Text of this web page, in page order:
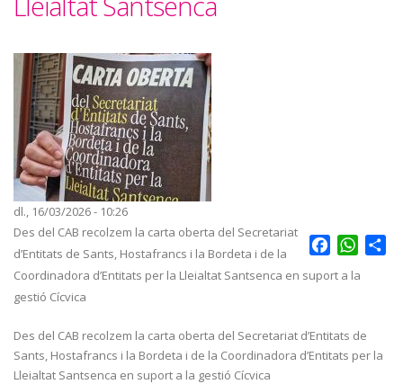
dl., 16/03/2026 - 10:26
Facebook
Des del CAB recolzem la carta oberta del Secretariat
d’Entitats de Sants, Hostafrancs i la Bordeta i de la
Coordinadora d’Entitats per la Lleialtat Santsenca en suport a la
gestió Cícvica
Des del CAB recolzem la carta oberta del Secretariat d’Entitats de
Sants, Hostafrancs i la Bordeta i de la Coordinadora d’Entitats per la
Lleialtat Santsenca en suport a la gestió Cícvica